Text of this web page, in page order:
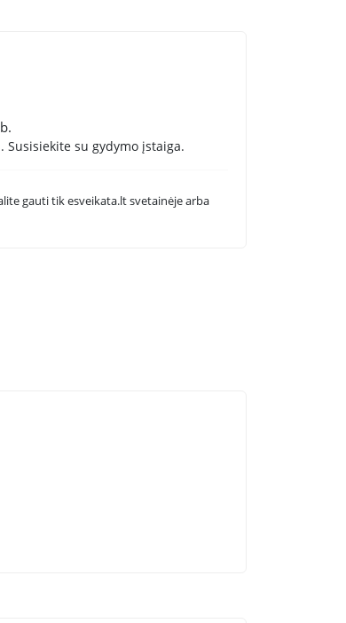
su gydymo įstaiga.
gauti tik esveikata.lt svetainėje arba